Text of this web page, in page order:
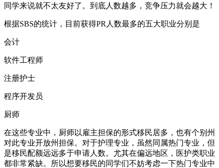
同学来说就不太友好了。到底人数越多，竞争压力就会越大！
根据SBS的统计，目前获得PR人数最多的五大职业分别是
会计
软件工程师
注册护士
程序开发员
厨师
在这些专业中，厨师以雇主担保的形式移民居多，也有个别州
对此专业开放州担保。对于护理专业，虽然同属热门专业，但
是移民配额远远多于申请人数。尤其在偏远地区，医护类职业
都非常紧缺。所以想要移民的同学们不妨考虑一下热门专业中